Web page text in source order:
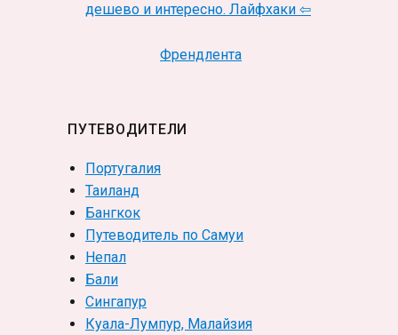
дешево и интересно. Лайфхаки ⇦
Френдлента
ПУТЕВОДИТЕЛИ
Португалия
Таиланд
Бангкок
Путеводитель по Самуи
Непал
Бали
Сингапур
Куала-Лумпур, Малайзия